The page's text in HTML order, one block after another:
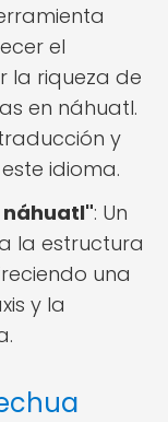
el
la riqueza de
en náhuatl.
y
idioma.
: Un
la estructura
una
y la